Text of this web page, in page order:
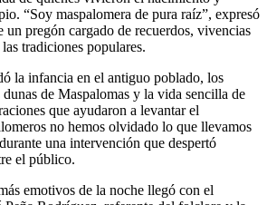
“Soy maspalomera de pura raíz”, expresó
un pregón cargado de recuerdos, vivencias
tradiciones populares.
la infancia en el antiguo poblado, los
de Maspalomas y la vida sencilla de
que ayudaron a levantar el
no hemos olvidado lo que llevamos
una intervención que despertó
el público.
emotivos de la noche llegó con el